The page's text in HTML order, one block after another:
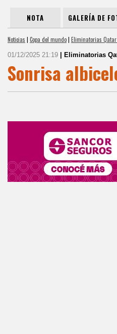
NOTA GALERÍA DE
Noticias | Copa del mundo| Eliminatorias Qatar
01/12/2025 21:19 | Eliminatorias
Sonrisa